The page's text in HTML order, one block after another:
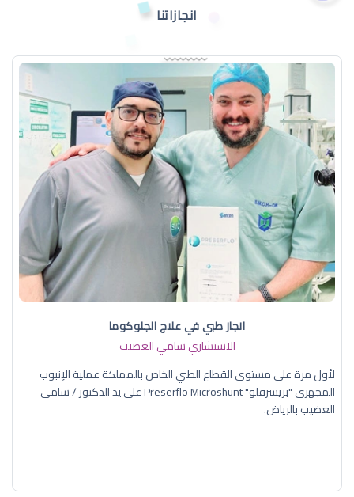
انجازاتنا
انجاز طبي في علاج الجلوكوما
الاستشاري سامي العضيب
لأول مرة على مستوى القطاع الطبي الخاص بالمملكة عملية الإنبوب
المجهري "بريسرفلو" Preserflo Microshunt على يد الدكتور / سامي
العضيب بالرياض.